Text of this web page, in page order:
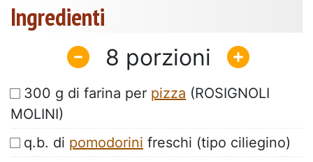
Ingredienti
8
300 g di farina per pizza (ROSIGNOLI
MOLINI)
q.b. di pomodorini freschi (tipo ciliegino)